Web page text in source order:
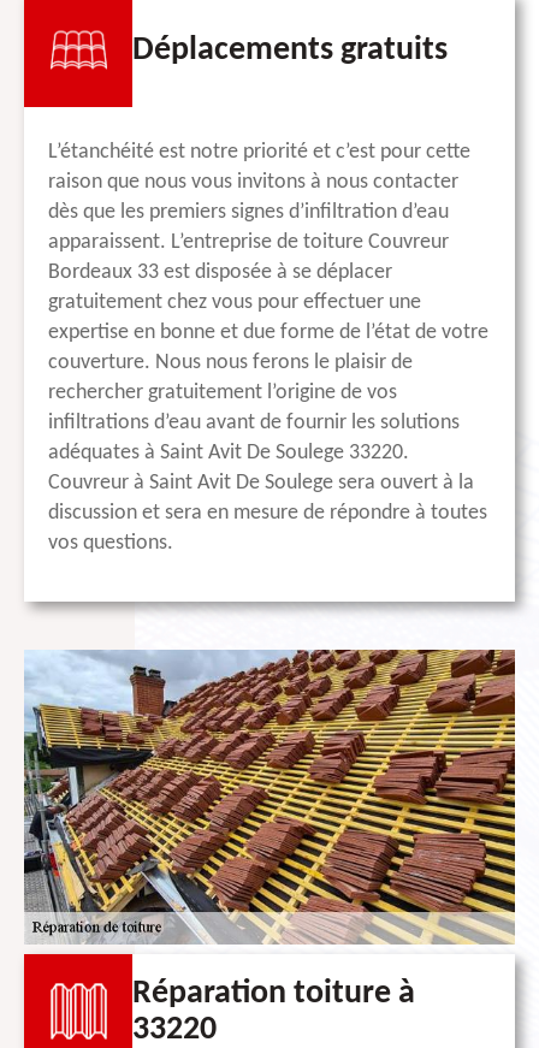
Déplacements gratuits
L’étanchéité est notre priorité et c’est pour cette
raison que nous vous invitons à nous contacter
dès que les premiers signes d’infiltration d’eau
apparaissent. L’entreprise de toiture Couvreur
Bordeaux 33 est disposée à se déplacer
gratuitement chez vous pour effectuer une
expertise en bonne et due forme de l’état de votre
couverture. Nous nous ferons le plaisir de
rechercher gratuitement l’origine de vos
infiltrations d’eau avant de fournir les solutions
adéquates à Saint Avit De Soulege 33220.
Couvreur à Saint Avit De Soulege sera ouvert à la
discussion et sera en mesure de répondre à toutes
vos questions.
Réparation toiture à
33220